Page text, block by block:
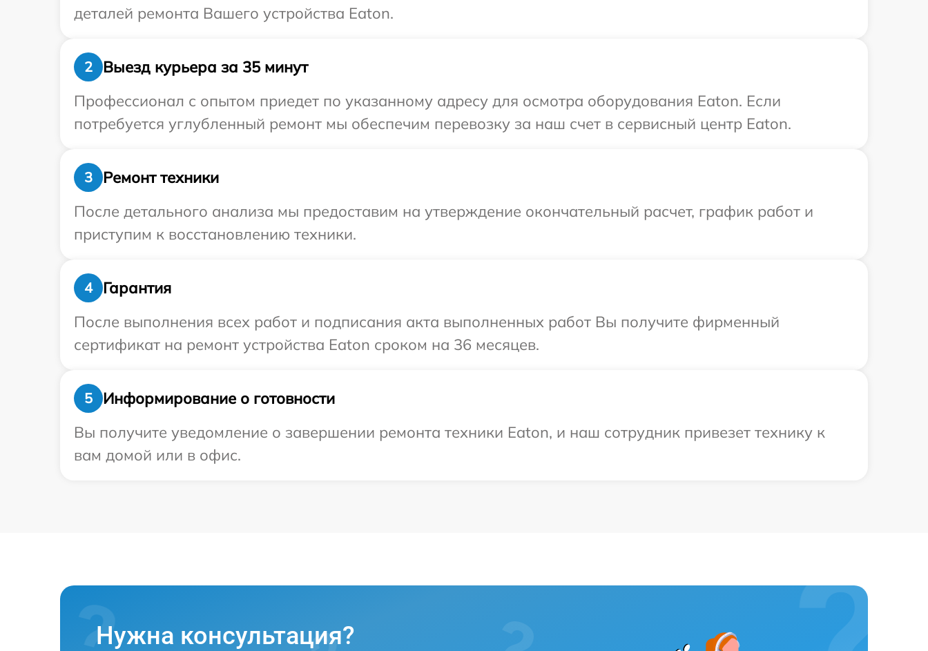
деталей ремонта Вашего устройства Eaton.
2
Выезд курьера за 35 минут
Профессионал с опытом приедет по указанному адресу для осмотра оборудования Eaton. Если
потребуется углубленный ремонт мы обеспечим перевозку за наш счет в сервисный центр Eaton.
3
Ремонт техники
После детального анализа мы предоставим на утверждение окончательный расчет, график работ и
приступим к восстановлению техники.
4
Гарантия
После выполнения всех работ и подписания акта выполненных работ Вы получите фирменный
сертификат на ремонт устройства Eaton сроком на 36 месяцев.
5
Информирование о готовности
Вы получите уведомление о завершении ремонта техники Eaton, и наш сотрудник привезет технику к
вам домой или в офис.
Нужна консультация?